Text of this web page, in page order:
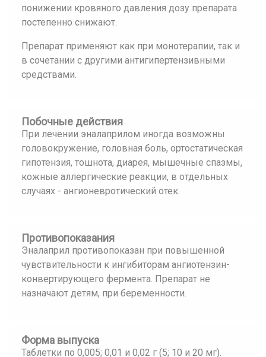
понижении кровяного давления дозу препарата
постепенно снижают.
Препарат применяют как при монотерапии, так и
в сочетании с другими антигипертензивными
средствами.
Побочные действия
При лечении эналаприлом иногда возможны
головокружение, головная боль, ортостатическая
гипотензия, тошнота, диарея, мышечные спазмы,
кожные аллергические реакции, в отдельных
случаях - ангионевротический отек.
Противопоказания
Эналаприл противопоказан при повышенной
чувствительности к ингибиторам ангиотензин-
конвертирующего фермента. Препарат не
назначают детям, при беременности.
Форма выпуска
Таблетки по 0,005; 0,01 и 0,02 г (5; 10 и 20 мг).